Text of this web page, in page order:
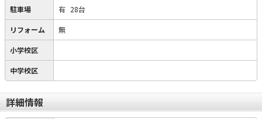
駐車場 有 28台
リフォーム 無
小学校区
中学校区
詳細情報